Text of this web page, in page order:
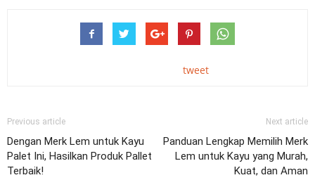
tweet
Previous article
Dengan Merk Lem untuk Kayu
Palet Ini, Hasilkan Produk Pallet
Terbaik!
Next article
Panduan Lengkap Memilih Merk
Lem untuk Kayu yang Murah,
Kuat, dan Aman